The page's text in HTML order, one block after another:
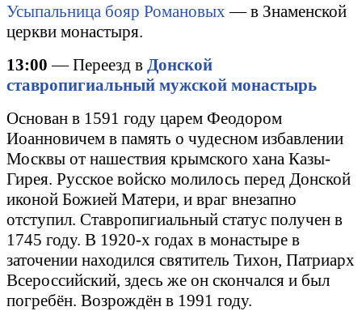
Усыпальница бояр Романовых— в Знаменской
церкви монастыря.
13:00 — Переезд в Донской
ставропигиальный мужской монастырь
Основан в 1591 году царем Феодором
Иоанновичем в память о чудесном избавлении
Москвы от нашествия крымского хана Казы-
Гирея. Русское войско молилось перед Донской
иконой Божией Матери, и враг внезапно
отступил. Ставропигиальный статус получен в
1745 году. В 1920-х годах в монастыре в
заточении находился святитель Тихон, Патриарх
Всероссийский, здесь же он скончался и был
погребён. Возрождён в 1991 году.